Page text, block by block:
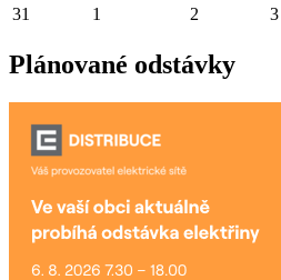
31 1 2 3
Plánované odstávky